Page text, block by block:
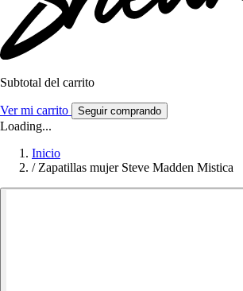
Subtotal del carrito
Ver mi carrito Seguir comprando
Loading...
Inicio
/ Zapatillas mujer Steve Madden Mistica